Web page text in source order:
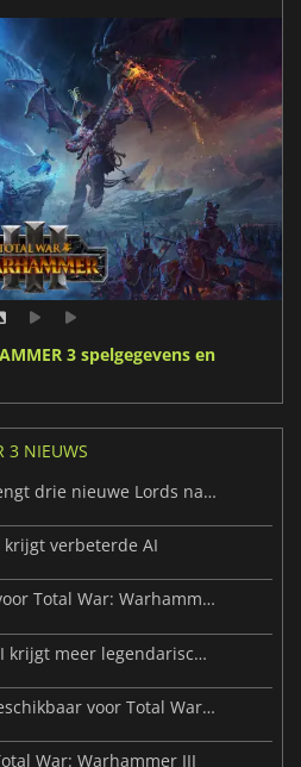
3 spelgegevens en
3 NIEUWS
Tides of Torment DLC brengt drie nieuwe Lords naar Warhammer III
verbeterde AI
Hier is de DLC roadmap voor Total War: Warhammer III
Total War: Warhammer III krijgt meer legendarische helden
Immortal Empires is al beschikbaar voor Total War: Warhammer III
War: Warhammer III